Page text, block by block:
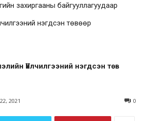
захиргааны байгууллагуудаар
нэгдсэн төвөөр
Үйлчилгээний нэгдсэн төв
2021 0